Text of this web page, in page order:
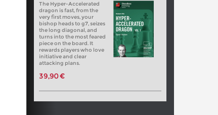
The Hyper-Accelerated
dragon is fast, from the
very first moves, your
bishop heads to g7, seizes
the long diagonal, and
turns into the most feared
piece on the board. It
rewards players who love
initiative and clear
attacking plans.
39,90 €